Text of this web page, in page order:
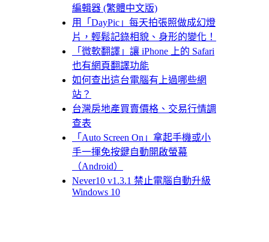
編輯器 (繁體中文版)
用「DayPic」每天拍張照做成幻燈
片，輕鬆記錄相貌、身形的變化！
「微軟翻譯」讓 iPhone 上的 Safari
也有網頁翻譯功能
如何查出這台電腦有上過哪些網
站？
台灣房地產買賣價格、交易行情調
查表
「Auto Screen On」拿起手機或小
手一揮免按鍵自動開啟螢幕
（Android）
Never10 v1.3.1 禁止電腦自動升級
Windows 10